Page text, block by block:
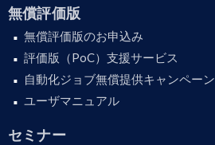
無償評価版
無償評価版のお申込み
評価版（PoC）支援サービス
自動化ジョブ無償提供キャンペーン
ユーザマニュアル
セミナー